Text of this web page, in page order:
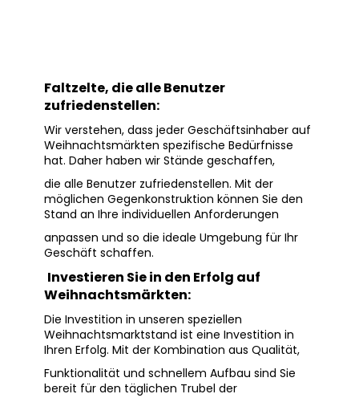
Faltzelte, die alle Benutzer
zufriedenstellen:
Wir verstehen, dass jeder Geschäftsinhaber auf
Weihnachtsmärkten spezifische Bedürfnisse
hat. Daher haben wir Stände geschaffen,
die alle Benutzer zufriedenstellen. Mit der
möglichen Gegenkonstruktion können Sie den
Stand an Ihre individuellen Anforderungen
anpassen und so die ideale Umgebung für Ihr
Geschäft schaffen.
Investieren Sie in den Erfolg auf
Weihnachtsmärkten:
Die Investition in unseren speziellen
Weihnachtsmarktstand ist eine Investition in
Ihren Erfolg. Mit der Kombination aus Qualität,
Funktionalität und schnellem Aufbau sind Sie
bereit für den täglichen Trubel der